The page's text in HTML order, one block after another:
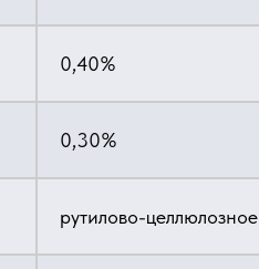
0,40%
0,30%
рутилово-целлюлозное